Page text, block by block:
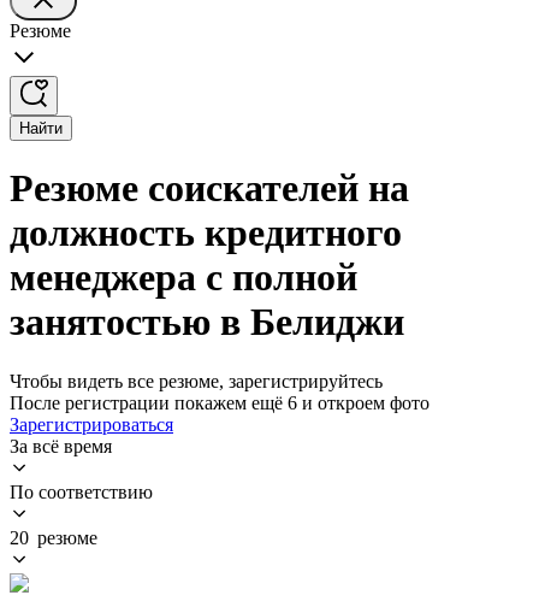
Резюме
Найти
Резюме соискателей на
должность кредитного
менеджера с полной
занятостью в Белиджи
Чтобы видеть все резюме, зарегистрируйтесь
После регистрации покажем ещё 6 и откроем фото
Зарегистрироваться
За всё время
По соответствию
20 резюме